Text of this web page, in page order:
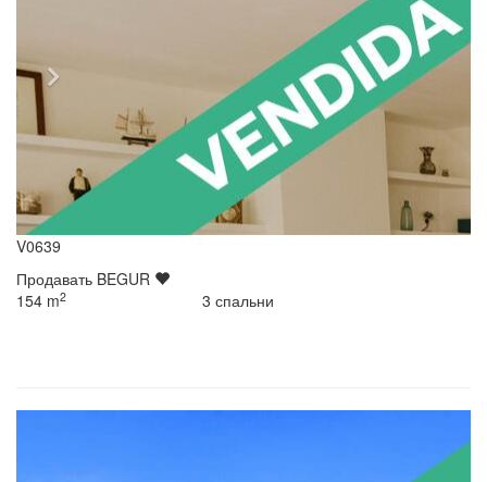
V0639
Продавать BEGUR
154 m2 3 спальни